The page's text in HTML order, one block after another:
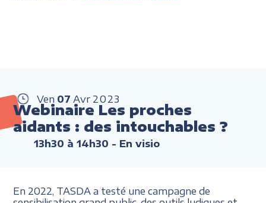
Ven 07 Avr 2023
Webinaire Les proches
aidants : des intouchables ?
13h30 à 14h30 - En visio
En 2022, TASDA a testé une campagne de